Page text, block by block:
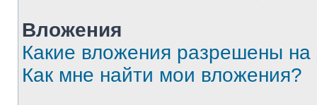
Вложения
Какие вложения разрешены
Как мне найти мои вложения?